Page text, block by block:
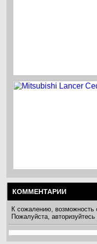
КОММЕНТАРИИ
К сожалению, возможность
Пожалуйста,